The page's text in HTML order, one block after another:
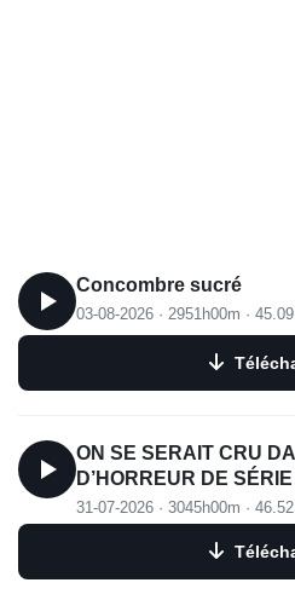
Concombre sucré
03-08-2026 · 2951h00m ·
ON SE SERAIT CRU
D’HORREUR DE
31-07-2026 · 3045h00m ·